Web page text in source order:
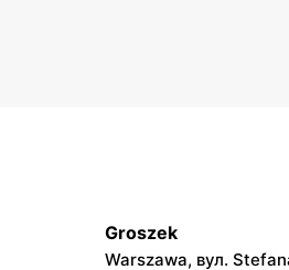
Groszek
Warszawa, вул.